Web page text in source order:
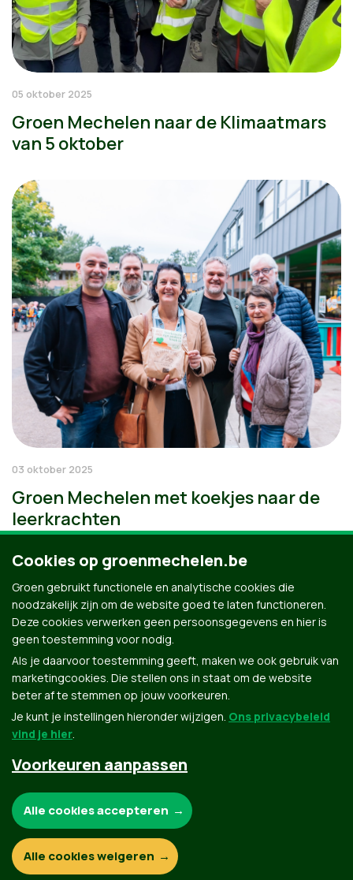
05 oktober 2025
Groen Mechelen naar de Klimaatmars
van 5 oktober
03 oktober 2025
Groen Mechelen met koekjes naar de
leerkrachten
Groen.be
© Copyright Groen 2026 | Gemaakt met NationBuilder
Contact Privacybeleid
Cookies op groenmechelen.be
Groen gebruikt functionele en analytische cookies die
noodzakelijk zijn om de website goed te laten functioneren.
Deze cookies verwerken geen persoonsgegevens en hier is
geen toestemming voor nodig.
Als je daarvoor toestemming geeft, maken we ook gebruik van
marketingcookies. Die stellen ons in staat om de website
beter af te stemmen op jouw voorkeuren.
Je kunt je instellingen hieronder wijzigen. Ons privacybeleid
vind je hier.
Voorkeuren aanpassen
Functionele en analytische cookies:
Alle cookies accepteren
Alle cookies weigeren